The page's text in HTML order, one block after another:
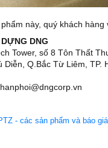
này, quý khách hàng
DNG
Tower, số 8 Tôn Thất
Q.Bắc Từ Liêm, TP.
- các sản phẩm và báo